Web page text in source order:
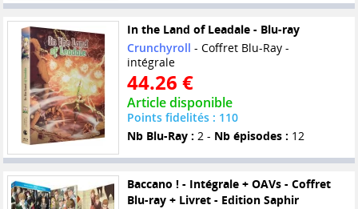
In the Land of Leadale - Blu-ray
Crunchyroll - Coffret Blu-Ray -
intégrale
44.26 €
Article disponible
Points fidelités : 110
Nb Blu-Ray : 2 - Nb épisodes : 12
Baccano ! - Intégrale + OAVs - Coffret
Blu-ray + Livret - Edition Saphir